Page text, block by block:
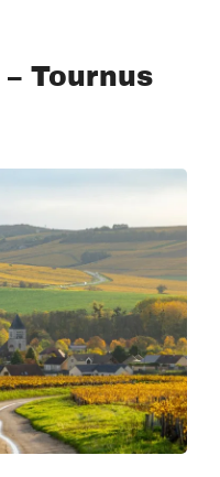
Tournus